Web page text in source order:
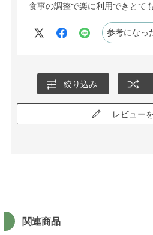
食事の調整で楽に利用できとて
参考になっ
絞り込み
レビュー
関連商品